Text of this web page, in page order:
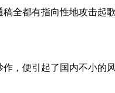
全都有指向性地攻击起
，便引起了国内不小的风